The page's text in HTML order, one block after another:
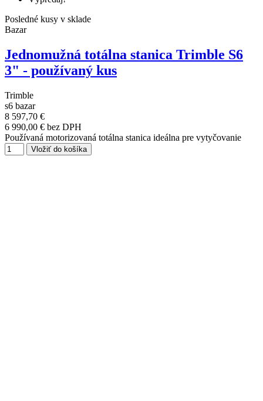
Posledné kusy v sklade
Bazar
Jednomužná totálna stanica Trimble S6
3" - používaný kus
Trimble
s6 bazar
8 597,70 €
6 990,00 € bez DPH
Používaná motorizovaná totálna stanica ideálna pre vytyčovanie
Vložiť do košíka